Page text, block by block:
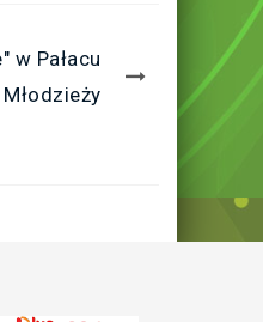
w Pałacu
Młodzieży